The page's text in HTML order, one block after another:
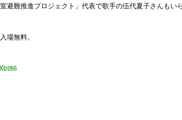
避難推進プロジェクト」代表で歌手の伍代夏子さんもい
場無料。